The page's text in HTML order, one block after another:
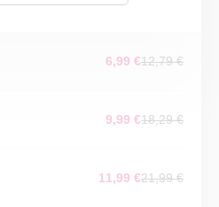
6,99 €12,79 €
9,99 €18,29 €
11,99 €21,99 €